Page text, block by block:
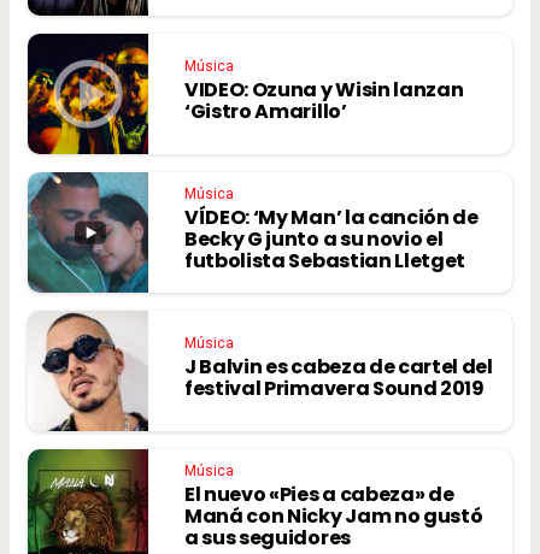
Música
VIDEO: Ozuna y Wisin lanzan
‘Gistro Amarillo’
Música
VÍDEO: ‘My Man’ la canción de
Becky G junto a su novio el
futbolista Sebastian Lletget
Música
J Balvin es cabeza de cartel del
festival Primavera Sound 2019
Música
El nuevo «Pies a cabeza» de
Maná con Nicky Jam no gustó
a sus seguidores